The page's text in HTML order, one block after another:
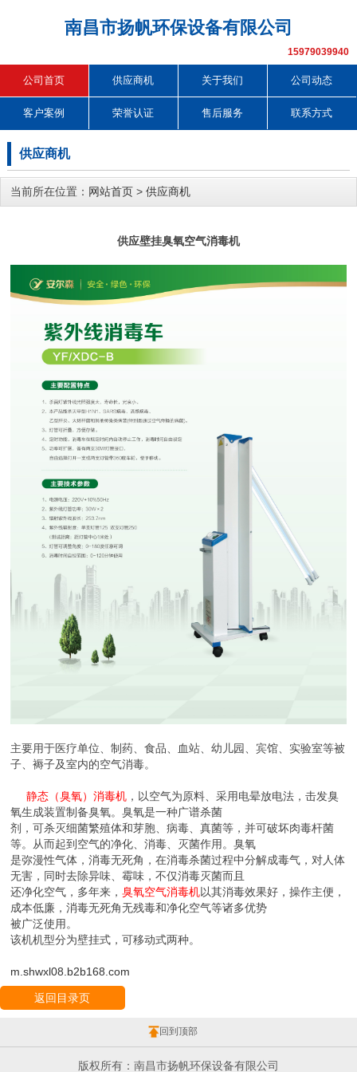
南昌市扬帆环保设备有限公司
15979039940
公司首页 供应商机 关于我们 公司动态
客户案例 荣誉认证 售后服务 联系方式
供应商机
当前所在位置： 网站首页 > 供应商机
供应壁挂臭氧空气消毒机
主要用于医疗单位、制药、食品、血站、幼儿园、宾馆、实验室等被
子、褥子及室内的空气消毒。
静态（臭氧）消毒机 ，以空气为原料、采用电晕放电法，击发臭
氧生成装置制备臭氧。臭氧是一种广谱杀菌
剂，可杀灭细菌繁殖体和芽胞、病毒、真菌等，并可破坏肉毒杆菌
等。从而起到空气的净化、消毒、灭菌作用。臭氧
是弥漫性气体，消毒无死角，在消毒杀菌过程中分解成毒气，对人体
无害，同时去除异味、霉味，不仅消毒灭菌而且
还净化空气，多年来，臭氧空气消毒机以其消毒效果好，操作主便，
成本低廉，消毒无死角无残毒和净化空气等诸多优势
被广泛使用。
该机机型分为壁挂式，可移动式两种。
m.shwxl08.b2b168.com
返回目录页
回到顶部
版权所有：南昌市扬帆环保设备有限公司